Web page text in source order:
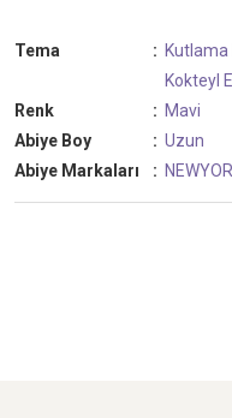
Tema : Kutlama
Kokteyl
Renk
: Mavi
Abiye Boy
: Uzun
Abiye Markaları
: